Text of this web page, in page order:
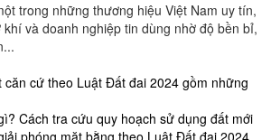
trong những thương hiệu Việt Nam uy tín,
và doanh nghiệp tin dùng nhờ độ bền bỉ,
căn cứ theo Luật Đất đai 2024 gồm những
Cách tra cứu quy hoạch sử dụng đất mới
phóng mặt bằng theo Luật Đất đai 2024